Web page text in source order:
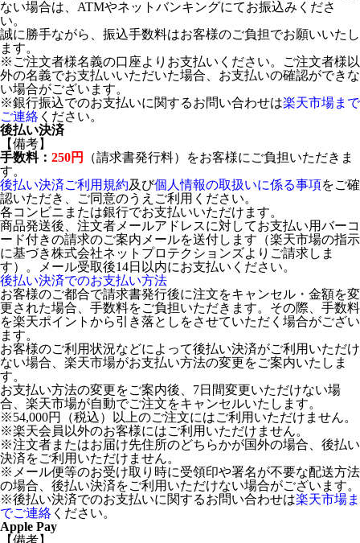
ない場合は、ATMやネットバンキングにてお振込みくださ
い。
誠に勝手ながら、振込手数料はお客様のご負担でお願いいたし
ます。
※ご注文者様名義の口座よりお支払いください。ご注文者様以
外の名義でお支払いいただいた場合、お支払いの確認ができな
い場合がございます。
※銀行振込でのお支払いに関するお問い合わせは楽天市場まで
ご連絡 ください。
後払い決済
【備考】
手数料： 250円
（請求書発行料）をお客様にご負担いただきま
す。
後払い決済ご利用規約及び個人情報の取扱いに係る事項をご確
認いただき、ご同意のうえご利用ください。
各コンビニまたは銀行でお支払いいただけます。
商品発送後、注文者メールアドレスに対してお支払い用バーコ
ード付きの請求のご案内メールを送付します（楽天市場の指示
に基づき株式会社ネットプロテクションズよりご請求しま
す）。メール受取後14日以内にお支払いください。
後払い決済でのお支払い方法
お客様のご都合で請求書発行後に注文をキャンセル・金額を変
更された場合、手数料をご負担いただきます。その際、手数料
を楽天ポイントから引き落としをさせていただく場合がござい
ます。
お客様のご利用状況などによって後払い決済がご利用いただけ
ない場合、楽天市場がお支払い方法の変更をご案内いたしま
す。
お支払い方法の変更をご案内後、7日間変更いただけない場
合、楽天市場が自動でご注文をキャンセルいたします。
※54,000円（税込）以上のご注文にはご利用いただけません。
※楽天会員以外のお客様にはご利用いただけません。
※注文者またはお届け先住所のどちらかが国外の場合、後払い
決済をご利用いただけません。
※メール便等のお受け取り時に受領印や署名が不要な配送方法
の場合、後払い決済をご利用いただけない場合がございます。
※後払い決済でのお支払いに関するお問い合わせは楽天市場ま
でご連絡 ください。
Apple Pay
【備考】